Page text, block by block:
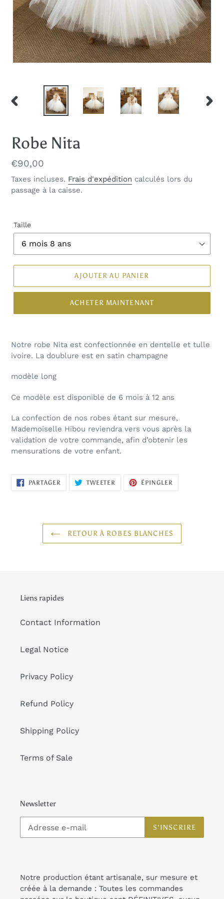
DIAPOSITIVE
Robe Nita
Prix
normal
€90,00
Taxes incluses. Frais d'expédition calculés lors du
passage à la caisse.
Taille
AJOUTER AU PANIER
ACHETER MAINTENANT
Notre robe Nita est confectionnée en dentelle et tulle
ivoire. La doublure est en satin champagne
modèle long
Ce modèle est disponible de 6 mois à 12 ans
La confection de nos robes étant sur mesure,
Mademoiselle Hibou reviendra vers vous après la
validation de votre commande, afin d’obtenir les
mensurations de votre enfant.
PARTAGER PARTAGERTWEETER TWEETERÉPINGLER
RETOUR À ROBES BLANCHES
Liens rapides
Contact Information
Legal Notice
Privacy Policy
Refund Policy
Shipping Policy
Terms of Sale
Newsletter
S'INSCRIRE
Notre production étant artisanale, sur mesure et
créée à la demande : Toutes les commandes